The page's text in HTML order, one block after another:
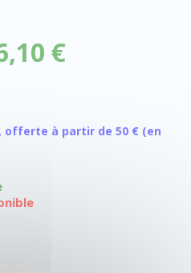
€
offerte à partir de 50 € (en